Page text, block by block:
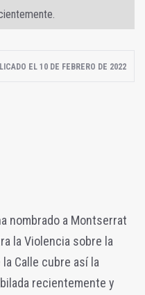
EL 10 DE FEBRERO DE 2022
nombrado a Montserrat
la Violencia sobre la
Calle cubre así la
recientemente y